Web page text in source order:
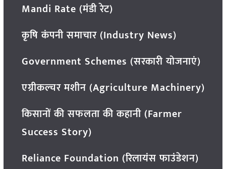
Mandi Rate (मंडी रेट)
कृषि कंपनी समाचार (Industry News)
Government Schemes (सरकारी योजनाएं)
एग्रीकल्चर मशीन (Agriculture Machinery)
किसानों की सफलता की कहानी (Farmer
Success Story)
Reliance Foundation (रिलायंस फाउंडेशन)